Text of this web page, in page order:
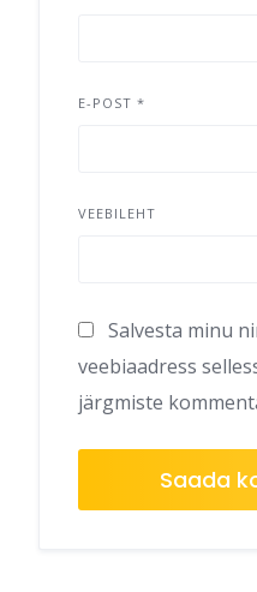
E-POST *
VEEBILEHT
Salvesta minu
veebiaadress
järgmiste